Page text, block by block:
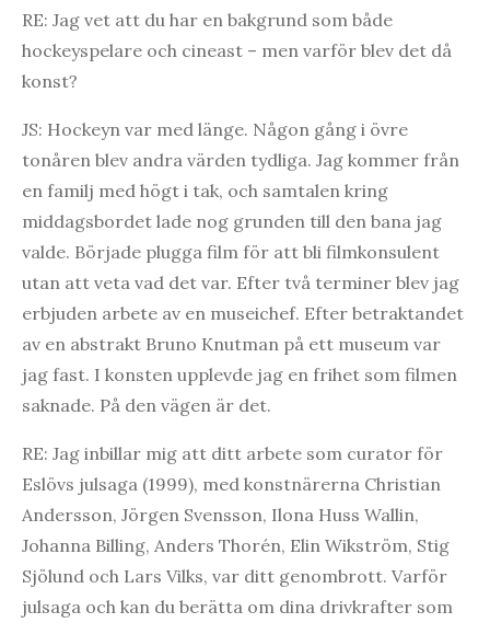
RE: Jag vet att du har en bakgrund som både
hockeyspelare och cineast – men varför blev det då
konst?
JS: Hockeyn var med länge. Någon gång i övre
tonåren blev andra värden tydliga. Jag kommer från
en familj med högt i tak, och samtalen kring
middagsbordet lade nog grunden till den bana jag
valde. Började plugga film för att bli filmkonsulent
utan att veta vad det var. Efter två terminer blev jag
erbjuden arbete av en museichef. Efter betraktandet
av en abstrakt Bruno Knutman på ett museum var
jag fast. I konsten upplevde jag en frihet som filmen
saknade. På den vägen är det.
RE: Jag inbillar mig att ditt arbete som curator för
Eslövs julsaga (1999), med konstnärerna Christian
Andersson, Jörgen Svensson, Ilona Huss Wallin,
Johanna Billing, Anders Thorén, Elin Wikström, Stig
Sjölund och Lars Vilks, var ditt genombrott. Varför
julsaga och kan du berätta om dina drivkrafter som